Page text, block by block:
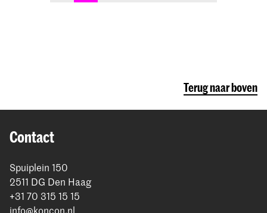
Terug naar boven
Contact
Spuiplein 150
2511 DG Den Haag
+31 70 315 15 15
info@koncon.nl